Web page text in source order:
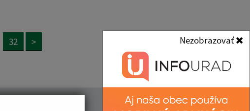
32 > Nezobrazovať